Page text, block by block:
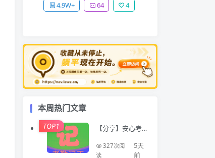
4.9W+ 64 4
本周热门文章
TOP1
【分享】安心考
记工时统计出勤
数据
327次阅
读
5天
前